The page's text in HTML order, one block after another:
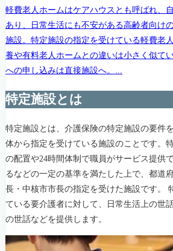
軽費老人ホームはケアハウスとも呼ばれ、
あり、日常生活にも不安がある高齢者向け
施設。特定施設の指定を受けている軽費老
養や有料老人ホームとの違いは小さく似て
への申し込みは直接施設へ。...
特定施設とは
特定施設とは、介護保険の特定施設の要件
体から指定を受けている施設のことです。
の配置や24時間体制で職員がサービス提供
るなどの一定の基準を満たした上で、都道
長・中核市市長の指定を受けた施設です。
ている要介護者に対して、日常生活上の世
の世話などを提供します。